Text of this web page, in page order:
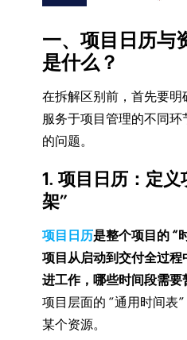
一、项目日历与
是什么？
在拆解区别前，首先要明
服务于项目管理的不同环
的问题。
1. 项目日历：定义
架”
项目日历是整个项目的 “
项目从启动到交付全过
进工作，哪些时间段需要
项目层面的 “通用时间表
某个资源。